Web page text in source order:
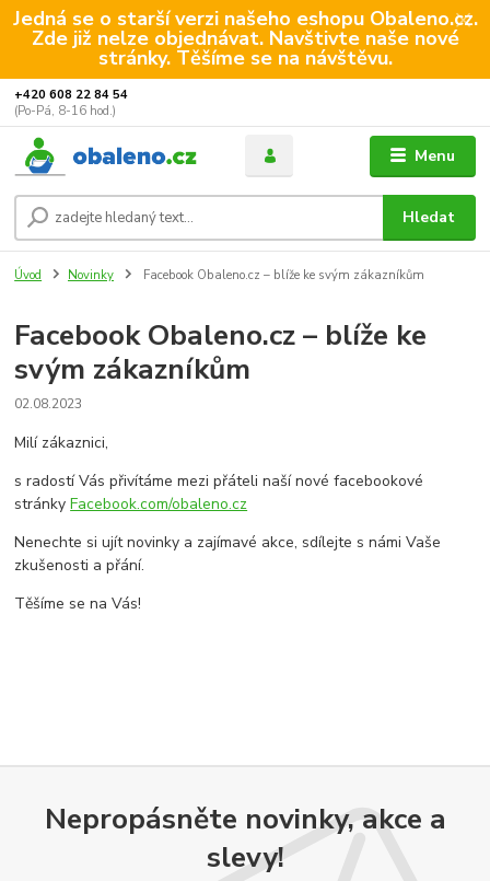
Jedná se o starší verzi našeho eshopu Obaleno.cz.
Zde již nelze objednávat. Navštivte naše nové
stránky. Těšíme se na návštěvu.
Menu
Hledat
+420 608 22 84 54
(Po-Pá, 8-16 hod.)
Úvod Novinky Facebook Obaleno.cz – blíže ke svým zákazníkům
Facebook Obaleno.cz – blíže ke
svým zákazníkům
02.08.2023
Milí zákaznici,
s radostí Vás přivítáme mezi přáteli naší nové facebookové
stránkyFacebook.com/obaleno.cz
Nenechte si ujít novinky a zajímavé akce, sdílejte s námi Vaše
zkušenosti a přání.
Těšíme se na Vás!
Nepropásněte novinky, akce a
slevy!